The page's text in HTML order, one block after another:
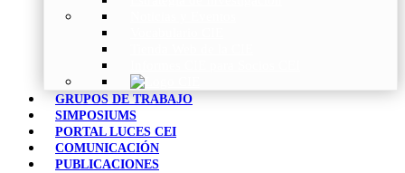
GRUPOS DE TRABAJO
SIMPOSIUMS
PORTAL LUCES CEI
COMUNICACIÓN
PUBLICACIONES